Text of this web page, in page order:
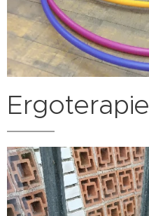
Ergoterapie